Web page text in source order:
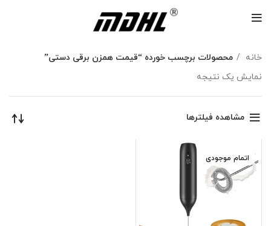
خانه
محصولات برچسب خورده “قیمت همزن برقی دستی”
نمایش یک نتیجه
مشاهده فیلترها
اتمام موجودی